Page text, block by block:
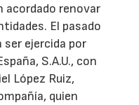
acordado renovar
El pasado
ser ejercida por
S.A.U., con
López Ruiz,
quien